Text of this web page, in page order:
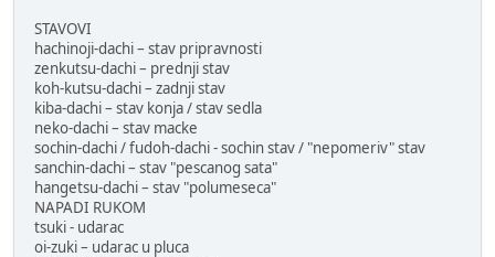
STAVOVI
hachinoji-dachi – stav pripravnosti
zenkutsu-dachi – prednji stav
koh-kutsu-dachi – zadnji stav
kiba-dachi – stav konja / stav sedla
neko-dachi – stav macke
sochin-dachi / fudoh-dachi - sochin stav / "nepomeriv" stav
sanchin-dachi – stav "pescanog sata"
hangetsu-dachi – stav "polumeseca"
NAPADI RUKOM
tsuki - udarac
oi-zuki – udarac u pluca